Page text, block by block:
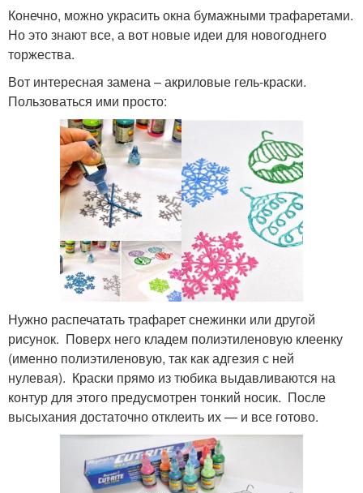
Конечно, можно украсить окна бумажными трафаретами.
Но это знают все, а вот новые идеи для новогоднего
торжества.
Вот интересная замена – акриловые гель-краски.
Пользоваться ими просто:
Нужно распечатать трафарет снежинки или другой
рисунок. Поверх него кладем полиэтиленовую клеенку
(именно полиэтиленовую, так как адгезия с ней
нулевая). Краски прямо из тюбика выдавливаются на
контур для этого предусмотрен тонкий носик. После
высыхания достаточно отклеить их — и все готово.